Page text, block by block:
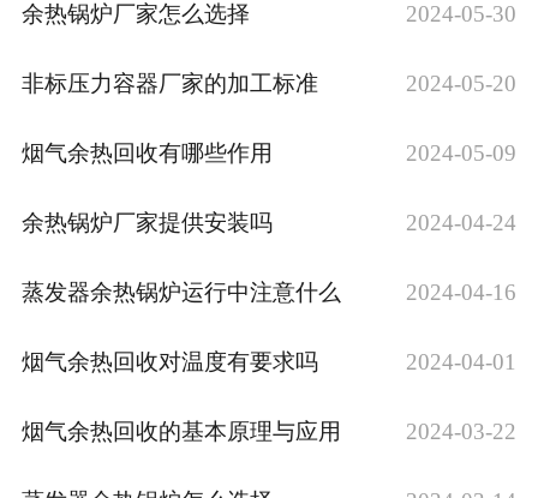
余热锅炉厂家怎么选择 2024-05-30
非标压力容器厂家的加工标准 2024-05-20
烟气余热回收有哪些作用 2024-05-09
余热锅炉厂家提供安装吗 2024-04-24
蒸发器余热锅炉运行中注意什么 2024-04-16
烟气余热回收对温度有要求吗 2024-04-01
烟气余热回收的基本原理与应用 2024-03-22